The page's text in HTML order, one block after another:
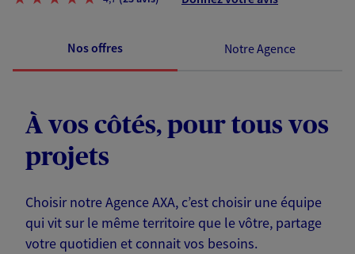
Nos offres Notre Agence
À vos côtés, pour tous vos
projets
Choisir notre Agence AXA, c’est choisir une équipe
qui vit sur le même territoire que le vôtre, partage
votre quotidien et connait vos besoins.